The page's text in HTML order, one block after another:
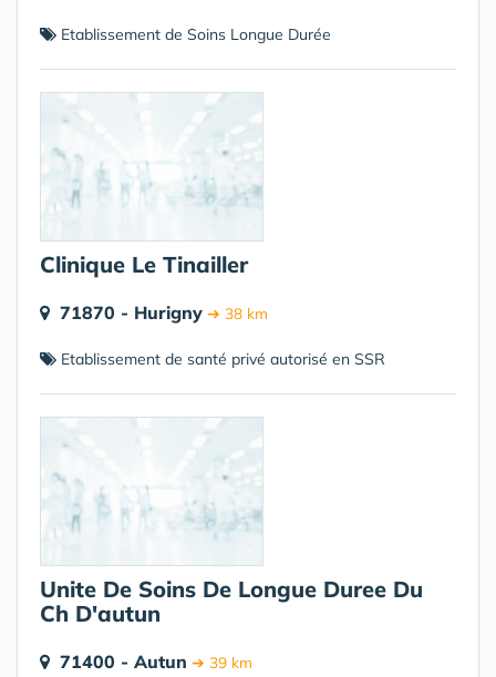
Etablissement de Soins Longue Durée
Clinique Le Tinailler
71870 - Hurigny ➔ 38 km
Etablissement de santé privé autorisé en SSR
Unite De Soins De Longue Duree Du
Ch D'autun
71400 - Autun ➔ 39 km